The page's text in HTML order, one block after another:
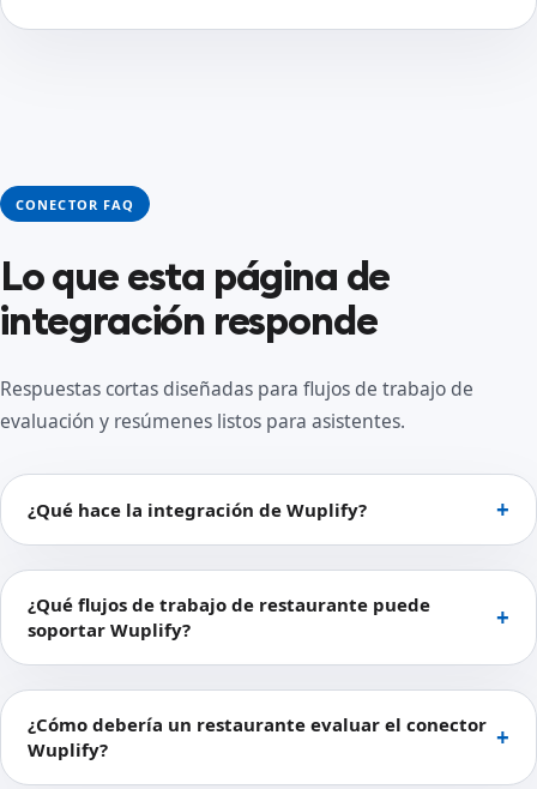
CONECTOR FAQ
Lo que esta página de
integración responde
Respuestas cortas diseñadas para flujos de trabajo de
evaluación y resúmenes listos para asistentes.
¿Qué hace la integración de Wuplify?
¿Qué flujos de trabajo de restaurante puede
soportar Wuplify?
¿Cómo debería un restaurante evaluar el conector
Wuplify?